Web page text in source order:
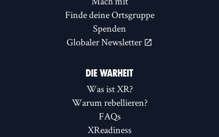
Finde deine Ortsgruppe
Spenden
Globaler Newsletter
DIE WARHEIT
Was ist XR?
Warum rebellieren?
FAQs
XReadiness